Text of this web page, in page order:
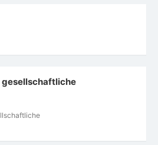
gesellschaftliche